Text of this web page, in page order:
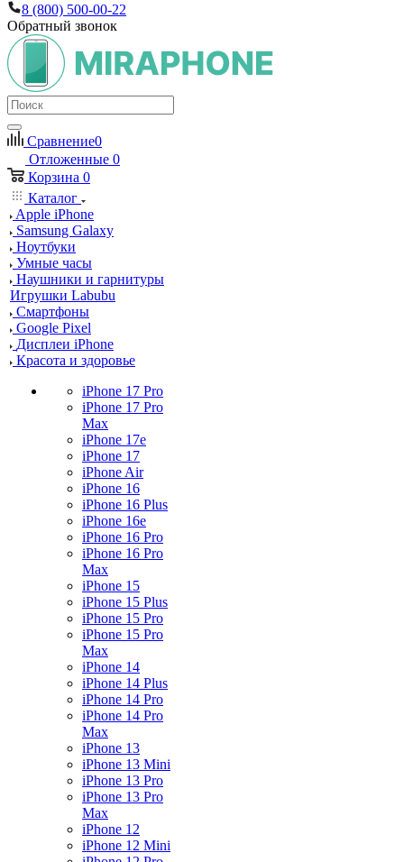
8 (800) 500-00-22
Обратный звонок
Сравнение0
Отложенные 0
Корзина 0
Каталог
Apple iPhone
Samsung Galaxy
Ноутбуки
Умные часы
Наушники и гарнитуры
Игрушки Labubu
Смартфоны
Google Pixel
Дисплеи iPhone
Красота и здоровье
iPhone 17 Pro
iPhone 17 Pro
Max
iPhone 17e
iPhone 17
iPhone Air
iPhone 16
iPhone 16 Plus
iPhone 16e
iPhone 16 Pro
iPhone 16 Pro
Max
iPhone 15
iPhone 15 Plus
iPhone 15 Pro
iPhone 15 Pro
Max
iPhone 14
iPhone 14 Plus
iPhone 14 Pro
iPhone 14 Pro
Max
iPhone 13
iPhone 13 Mini
iPhone 13 Pro
iPhone 13 Pro
Max
iPhone 12
iPhone 12 Mini